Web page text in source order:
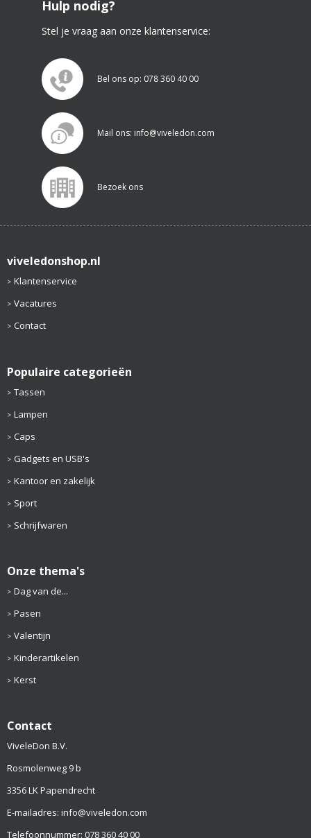
Hulp nodig?
Stel je vraag aan onze klantenservice:
Bel ons op: 078 360 40 00
Mail ons: info@viveledon.com
Bezoek ons
viveledonshop.nl
Klantenservice
Vacatures
Contact
Populaire categorieën
Tassen
Lampen
Caps
Gadgets en USB's
Kantoor en zakelijk
Sport
Schrijfwaren
Onze thema's
Dag van de...
Pasen
Valentijn
Kinderartikelen
Kerst
Contact
ViveleDon B.V.
Rosmolenweg 9 b
3356 LK Papendrecht
E-mailadres: info@viveledon.com
Telefoonnummer: 078 360 40 00